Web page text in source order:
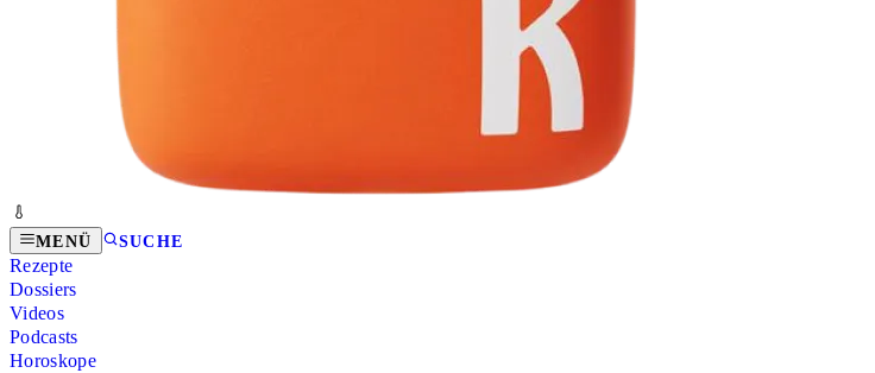
MENÜ SUCHE
Rezepte
Dossiers
Videos
Podcasts
Horoskope